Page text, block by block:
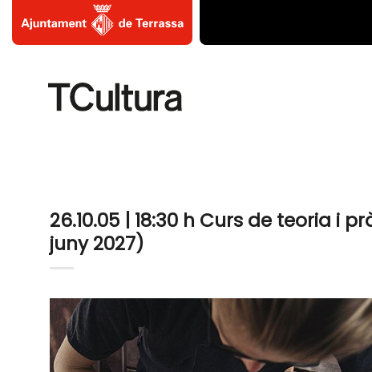
content
26.10.05 | 18:30 h Curs de teoria i
juny 2027)